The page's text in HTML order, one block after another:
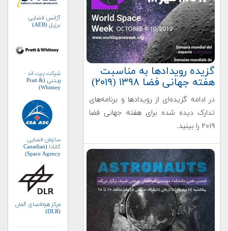
گزیده رویدادها به مناسبت
هفته جهانی فضا ۱۳۹۸ (۲۰۱۹)
در ادامه گزیده‌ای از رویدادها و برنامه‌های
تدارک دیده شده برای هفته جهانی فضا
۲۰۱۹ را بینید.
آژانس فضایی
برزیل (AEB)
شرکت پرت اند
ویتنی (Pratt &
Whitney)
سازمان فضایی
کانادا (Canadian
Space Agency)
مرکز هوافضای آلمان
(DLR)